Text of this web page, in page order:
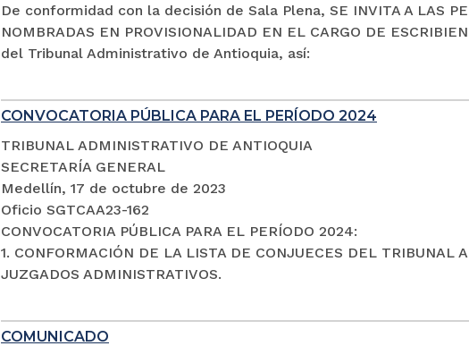
De conformidad con la decisión de Sala Plena, SE INVITA A LAS
NOMBRADAS EN PROVISIONALIDAD EN EL CARGO DE
del Tribunal Administrativo de Antioquia, así:
CONVOCATORIA PÚBLICA PARA EL PERÍODO 2024
TRIBUNAL ADMINISTRATIVO DE ANTIOQUIA
SECRETARÍA GENERAL
Medellín, 17 de octubre de 2023
Oficio SGTCAA23-162
CONVOCATORIA PÚBLICA PARA EL PERÍODO 2024:
1. CONFORMACIÓN DE LA LISTA DE CONJUECES DEL TRIBUNAL
JUZGADOS ADMINISTRATIVOS.
COMUNICADO